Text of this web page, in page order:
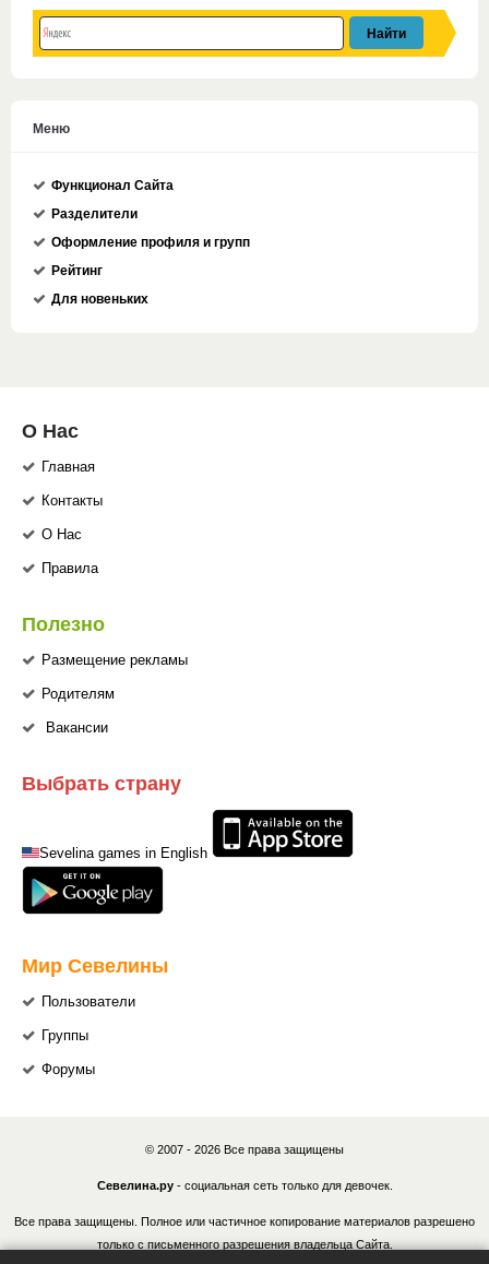
Меню
Функционал Сайта
Разделители
Оформление профиля и групп
Рейтинг
Для новеньких
О Нас
Главная
Контакты
О Нас
Правила
Полезно
Размещение рекламы
Родителям
Вакансии
Выбрать страну
Sevelina games in English
Мир Севелины
Пользователи
Группы
Форумы
© 2007 - 2026 Все права защищены
Севелина.ру- социальная сеть только для девочек.
Все права защищены. Полное или частичное копирование материалов разрешено
только с письменного разрешения владельца Сайта.